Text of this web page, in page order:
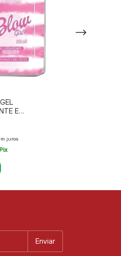
E
HOT FLOWERS
juros
Pix
DELÍCIA DE